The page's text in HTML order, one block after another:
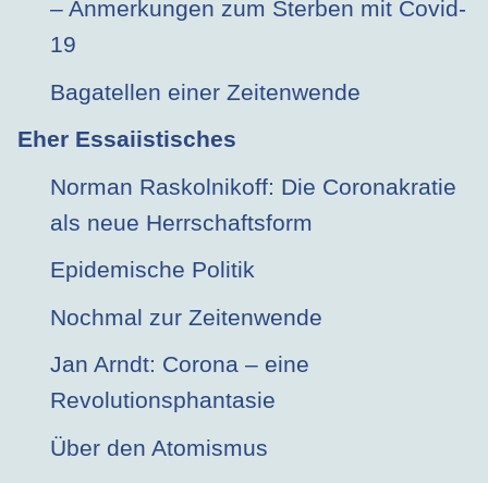
– Anmerkungen zum Sterben mit Covid-
19
Bagatellen einer Zeitenwende
Eher Essaiistisches
Norman Raskolnikoff: Die Coronakratie
als neue Herrschaftsform
Epidemische Politik
Nochmal zur Zeitenwende
Jan Arndt: Corona – eine
Revolutionsphantasie
Über den Atomismus